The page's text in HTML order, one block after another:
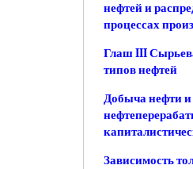
нефтей и
процессах
Глаш III
типов нефтей
Добыча нефти и
Зависимость